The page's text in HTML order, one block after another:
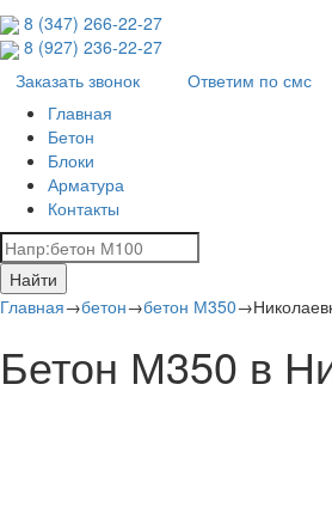
8 (347) 266‑22‑27
8 (927) 236‑22‑27
Заказать звонок
Ответим по смс
Главная
Бетон
Блоки
Арматура
Контакты
Найти
Главная→бетон→бетон М350→
Бетон М350 в